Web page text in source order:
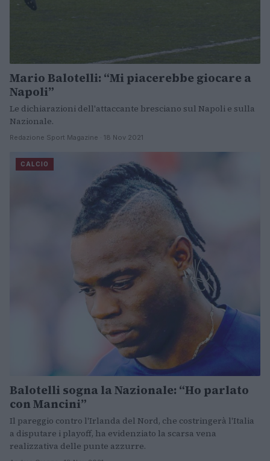
Mario Balotelli: “Mi piacerebbe giocare a
Napoli”
Le dichiarazioni dell'attaccante bresciano sul Napoli e sulla
Nazionale.
Redazione Sport Magazine · 18 Nov 2021
CALCIO
Balotelli sogna la Nazionale: “Ho parlato
con Mancini”
Il pareggio contro l'Irlanda del Nord, che costringerà l'Italia
a disputare i playoff, ha evidenziato la scarsa vena
realizzativa delle punte azzurre.